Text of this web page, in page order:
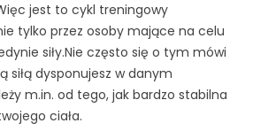
jest to cykl treningowy
tylko przez osoby mające na celu
siły.Nie często się o tym mówi
siłą dysponujesz w danym
m.in. od tego, jak bardzo stabilna
ciała.